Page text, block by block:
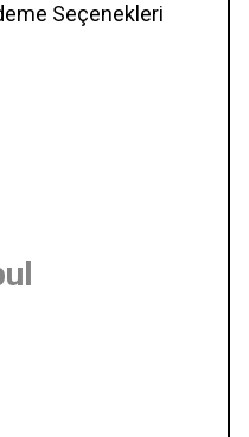
Seçenekleri